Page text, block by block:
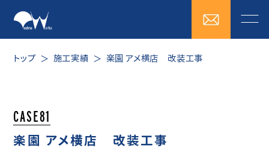
トップ 施工実績 楽園 アメ横店 改装工事
CASE81
楽園 アメ横店 改装工事